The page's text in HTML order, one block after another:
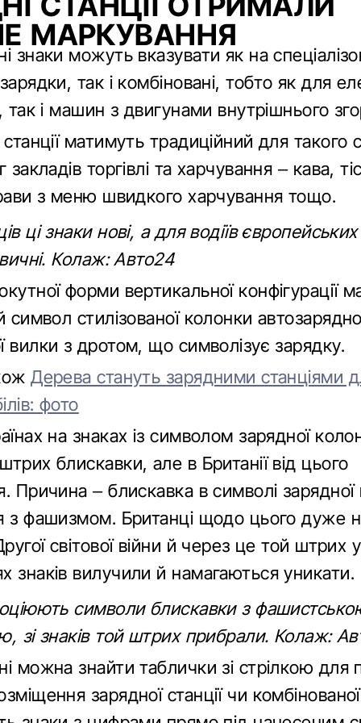
МАРКУВАННЯ
знаки можуть вказувати як на
так і комбіновані, тобто як для
так і машин з двигунами внутрішнього
матимуть традиційний для такого
закладів торгівлі та харчування – кава,
з меню швидкого харчування тощо.
ці знаки нові, а для водіїв
Колаж: Авто24
форми вертикальної конфігурації
символ стилізованої колонки
вилки з дротом, що символізує зарядку.
Дерева стануть зарядними станціями
фото
на знаках із символом зарядної
блискавки, але в Британії від цього
Причина – блискавка в символі
з фашизмом. Британці щодо цього дуже
світової війни й через це той штрих у
знаків вилучили й намагаються уникати.
символи блискавки з
зі знаків той штрих прибрали. Колаж:
можна знайти таблички зі стрілкою для
зарядної станції чи